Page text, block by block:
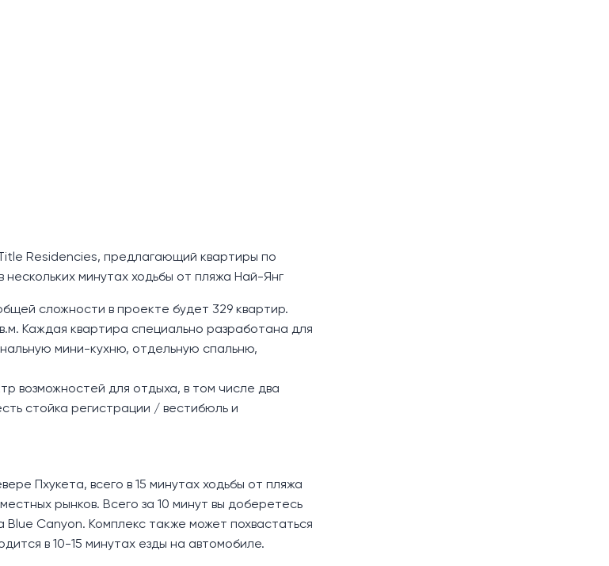
Residencies, предлагающий квартиры по
минутах ходьбы от пляжа Най-Янг
сложности в проекте будет 329 квартир.
Каждая квартира специально разработана для
мини-кухню, отдельную спальню,
возможностей для отдыха, в том числе два
стойка регистрации / вестибюль и
Пхукета, всего в 15 минутах ходьбы от пляжа
рынков. Всего за 10 минут вы доберетесь
Canyon. Комплекс также может похвастаться
в 10-15 минутах езды на автомобиле.